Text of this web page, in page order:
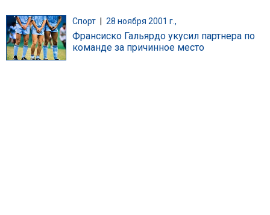
Спорт 28 ноября 2001 г.,
Франсиско Гальярдо укусил партнера по
команде за причинное место